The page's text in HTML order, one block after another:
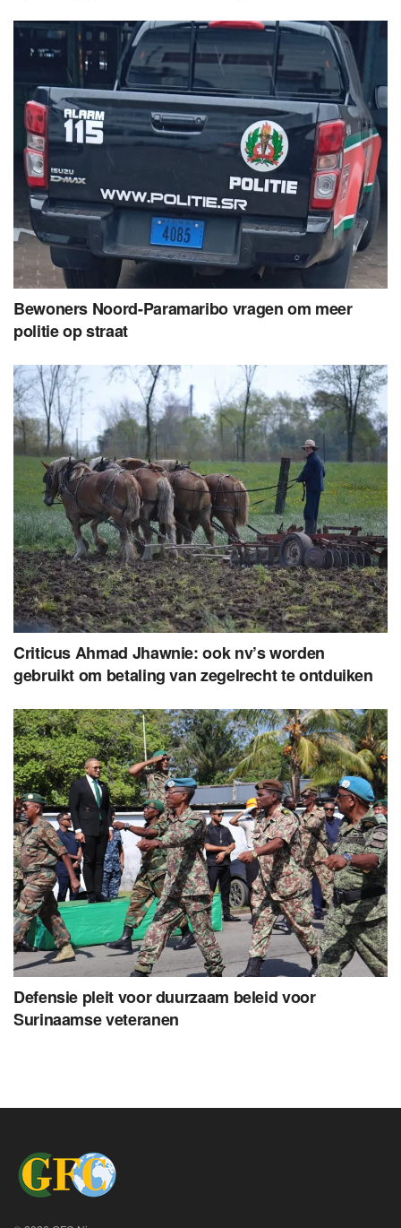
Bewoners Noord-Paramaribo vragen om meer
politie op straat
Criticus Ahmad Jhawnie: ook nv’s worden
gebruikt om betaling van zegelrecht te ontduiken
Defensie pleit voor duurzaam beleid voor
Surinaamse veteranen